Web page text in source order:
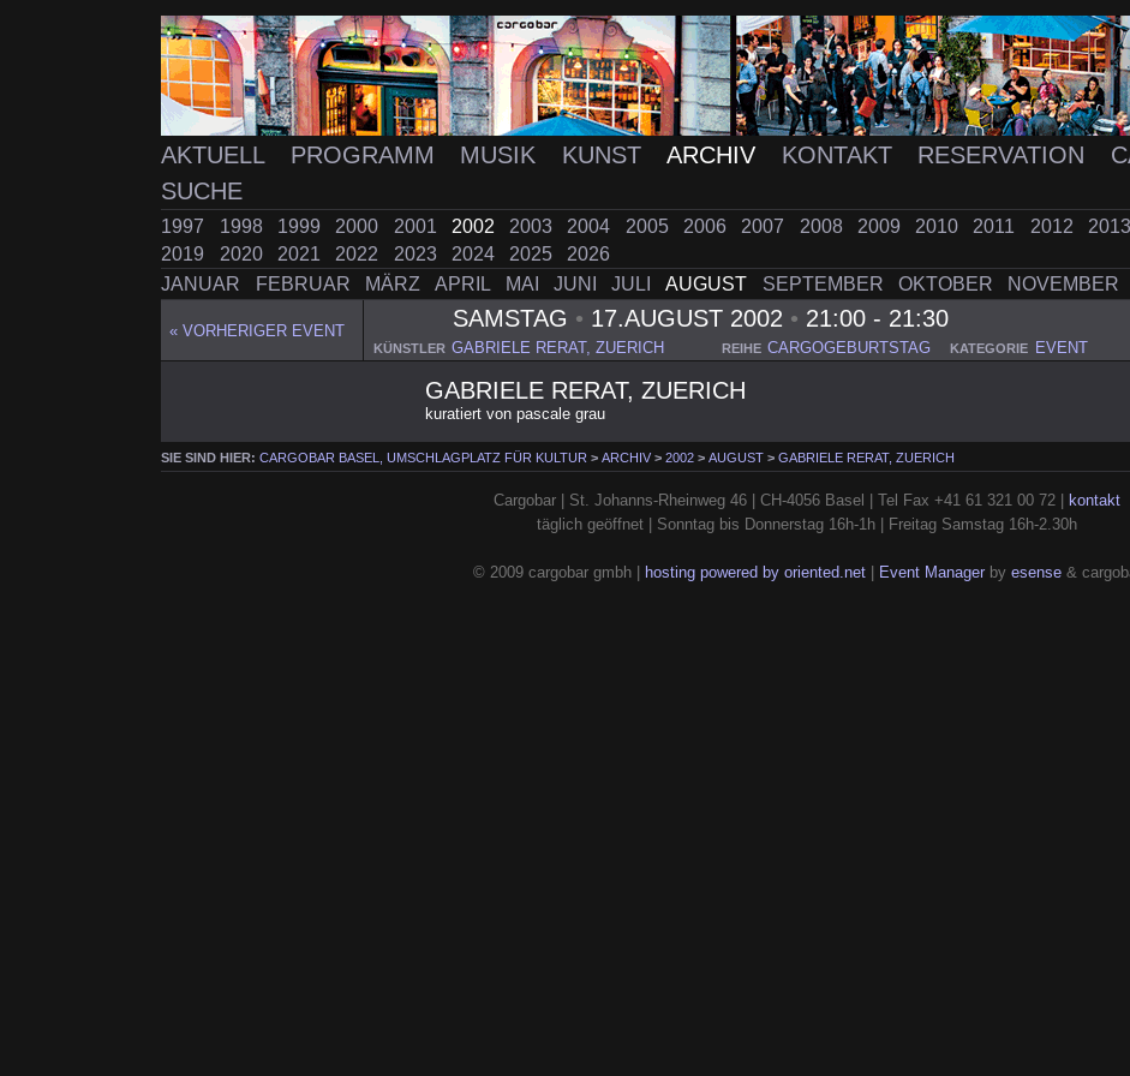
AKTUELL PROGRAMM MUSIK KUNST ARCHIV KONTAKT RESERVATION
SUCHE
1997 1998 1999 2000 2001 2002 2003 2004 2005 2006 2007 2008 2009 2010 2011 2012 2013
2019
2020 2021 2022 2023 2024 2025
2026
JANUAR
FEBRUAR MÄRZ APRIL MAI JUNI JULI AUGUST SEPTEMBER OKTOBER NOVEMBER
« VORHERIGER EVENT SAMSTAG • 17.AUGUST 2002 • 21:00 - 21:30
KÜNSTLER GABRIELE RERAT, ZUERICH REIHE CARGOGEBURTSTAG KATEGORIE EVENT
GABRIELE RERAT, ZUERICH
kuratiert von pascale grau
SIE SIND HIER:CARGOBAR BASEL, UMSCHLAGPLATZ FÜR KULTUR >ARCHIV >2002 >AUGUST >GABRIELE RERAT, ZUERICH
Cargobar | St. Johanns-Rheinweg 46 | CH-4056 Basel | Tel Fax +41 61 321 00 72 |
kontakt
täglich geöffnet | Sonntag bis Donnerstag 16h-1h | Freitag Samstag 16h-2.30h
© 2009 cargobar gmbh | hosting powered by oriented.net| Event Managerby esense&